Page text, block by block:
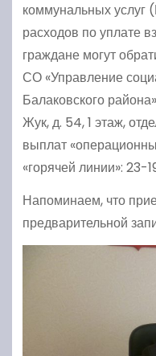
коммунальных
расходов по уплате
граждане могут
СО «Управление
Балаковского
Жук, д. 54, 1 этаж,
выплат
«горячей линии»: 23-
Напоминаем, что
предварительной